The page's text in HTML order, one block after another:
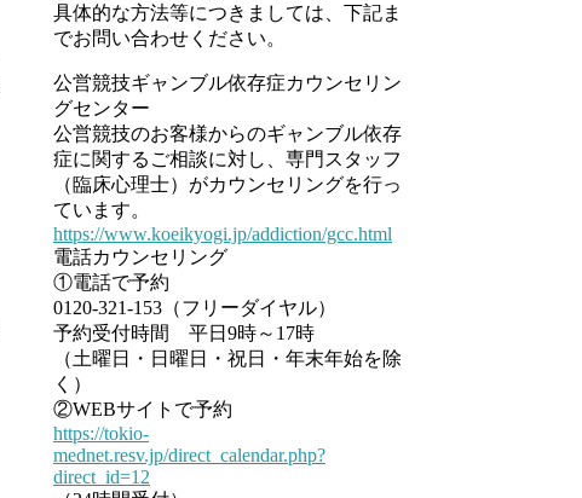
具体的な方法等につきましては、下記ま
でお問い合わせください。
公営競技ギャンブル依存症カウンセリン
グセンター
公営競技のお客様からのギャンブル依存
症に関するご相談に対し、専門スタッフ
（臨床心理士）がカウンセリングを行っ
ています。
https://www.koeikyogi.jp/addiction/gcc.html
電話カウンセリング
①電話で予約
0120-321-153（フリーダイヤル）
予約受付時間 平日9時～17時
（土曜日・日曜日・祝日・年末年始を除
く）
②WEBサイトで予約
https://tokio-
mednet.resv.jp/direct_calendar.php?
direct_id=12